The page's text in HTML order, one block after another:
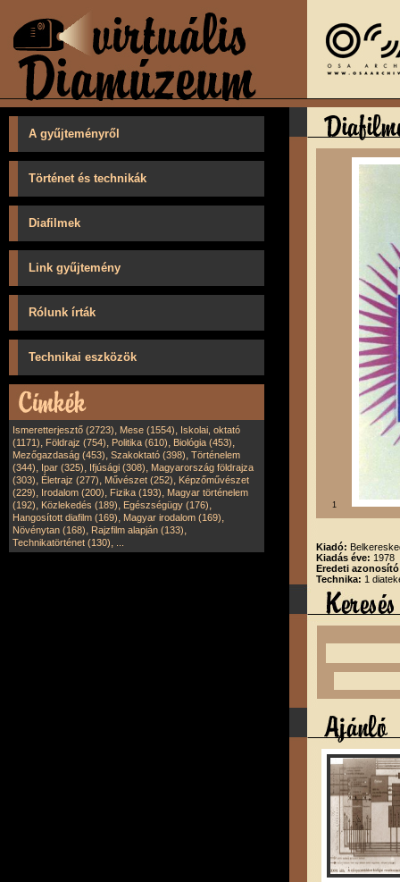
A gyűjteményről
Történet és technikák
Diafilmek
Link gyűjtemény
Rólunk írták
Technikai eszközök
Ismeretterjesztő (2723), Mese (1554), Iskolai, oktató
(1171), Földrajz (754), Politika (610), Biológia (453),
Mezőgazdaság (453), Szakoktató (398), Történelem
(344), Ipar (325), Ifjúsági (308), Magyarország földrajza
(303), Életrajz (277), Művészet (252), Képzőművészet
(229), Irodalom (200), Fizika (193), Magyar történelem
(192), Közlekedés (189), Egészségügy (176),
Hangosított diafilm (169), Magyar irodalom (169),
Növénytan (168), Rajzfilm alapján (133),
Technikatörténet (130),
1
Kiadó:
Kiadás éve: 1978
Eredeti
Technika: 1